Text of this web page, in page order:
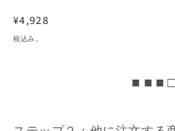
通
常
¥4,928
税込み。
■ ■ ■ □